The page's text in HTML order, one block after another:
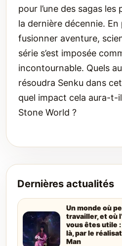
pour l’une des sagas
la dernière décennie.
fusionner aventure,
série s’est imposée
incontournable. Quels
résoudra Senku dans
quel impact cela aura-t-
Stone World ?
Dernières actualités
Un monde où
travailler, et où
vous êtes utile
là, par le
Man